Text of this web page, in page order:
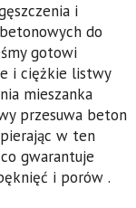
i
do
gotowi
i ciężkie listwy
mieszanka
przesuwa beton
w ten
gwarantuje
i porów .